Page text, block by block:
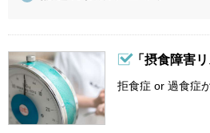
「摂食障害
拒食症 or 過食症